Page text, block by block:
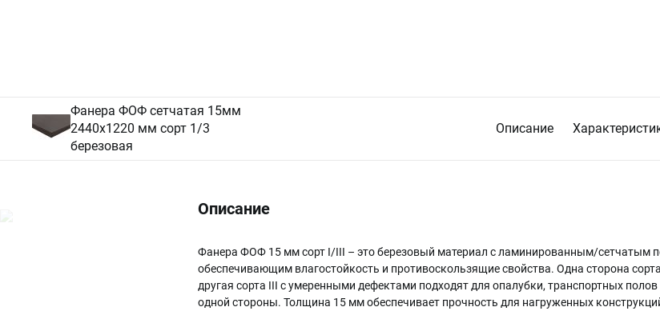
Фанера ФОФ сетчатая 15мм
2440х1220 мм сорт 1/3
березовая
Описание
Описание
Фанера ФОФ 15 мм сорт I/III – это березовый материал с ламинированным/сетчатым
обеспечивающим влагостойкость и противоскользящие свойства. Одна сторона
другая сорта III с умеренными дефектами подходят для опалубки, транспортных
одной стороны. Толщина 15 мм обеспечивает прочность для нагруженных